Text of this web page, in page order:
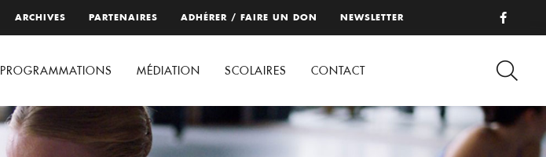
ARCHIVES PARTENAIRES ADHÉRER / FAIRE UN DON NEWSLETTER
PROGRAMMATIONS MÉDIATION SCOLAIRES CONTACT